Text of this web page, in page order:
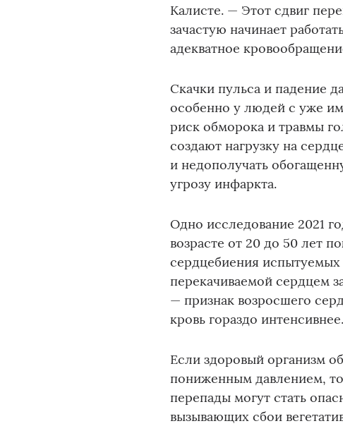
Калисте. — Этот сдвиг
зачастую начинает
адекватное
Скачки пульса и падение
особенно у людей с уже
риск обморока и травмы
создают нагрузку на
и недополучать
угрозу инфаркта.
Одно исследование 2021
возрасте от 20 до 50 лет
сердцебиения
перекачиваемой сердцем
— признак возросшего
кровь гораздо интенсивнее.
Если здоровый организм
пониженным давлением,
перепады могут стать
вызывающих сбои